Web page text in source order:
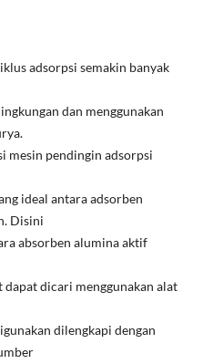
adsorpsi semakin banyak
dan menggunakan
mesin pendingin adsorpsi
ideal antara adsorben
Disini
absorben alumina aktif
dapat dicari menggunakan alat
dilengkapi dengan